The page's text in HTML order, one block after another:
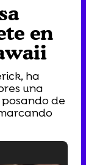
en
ha
una
de